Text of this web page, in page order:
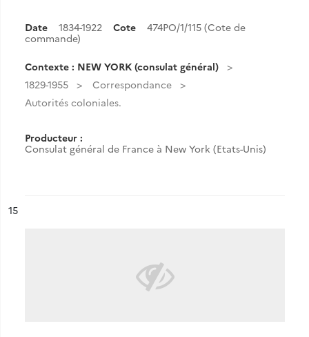
Date 1834-1922 Cote
474PO/1/115 (Cote de
commande)
Contexte : NEW YORK (consulat général)
1829-1955
Correspondance
Autorités coloniales.
Producteur :
Consulat général de France à New York (Etats-Unis)
n°
15